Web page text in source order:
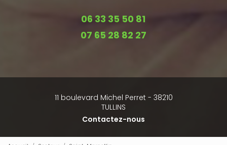
06 33 35 50 81
07 65 28 82 27
11 boulevard Michel Perret - 38210
TULLINS
Contactez-nous